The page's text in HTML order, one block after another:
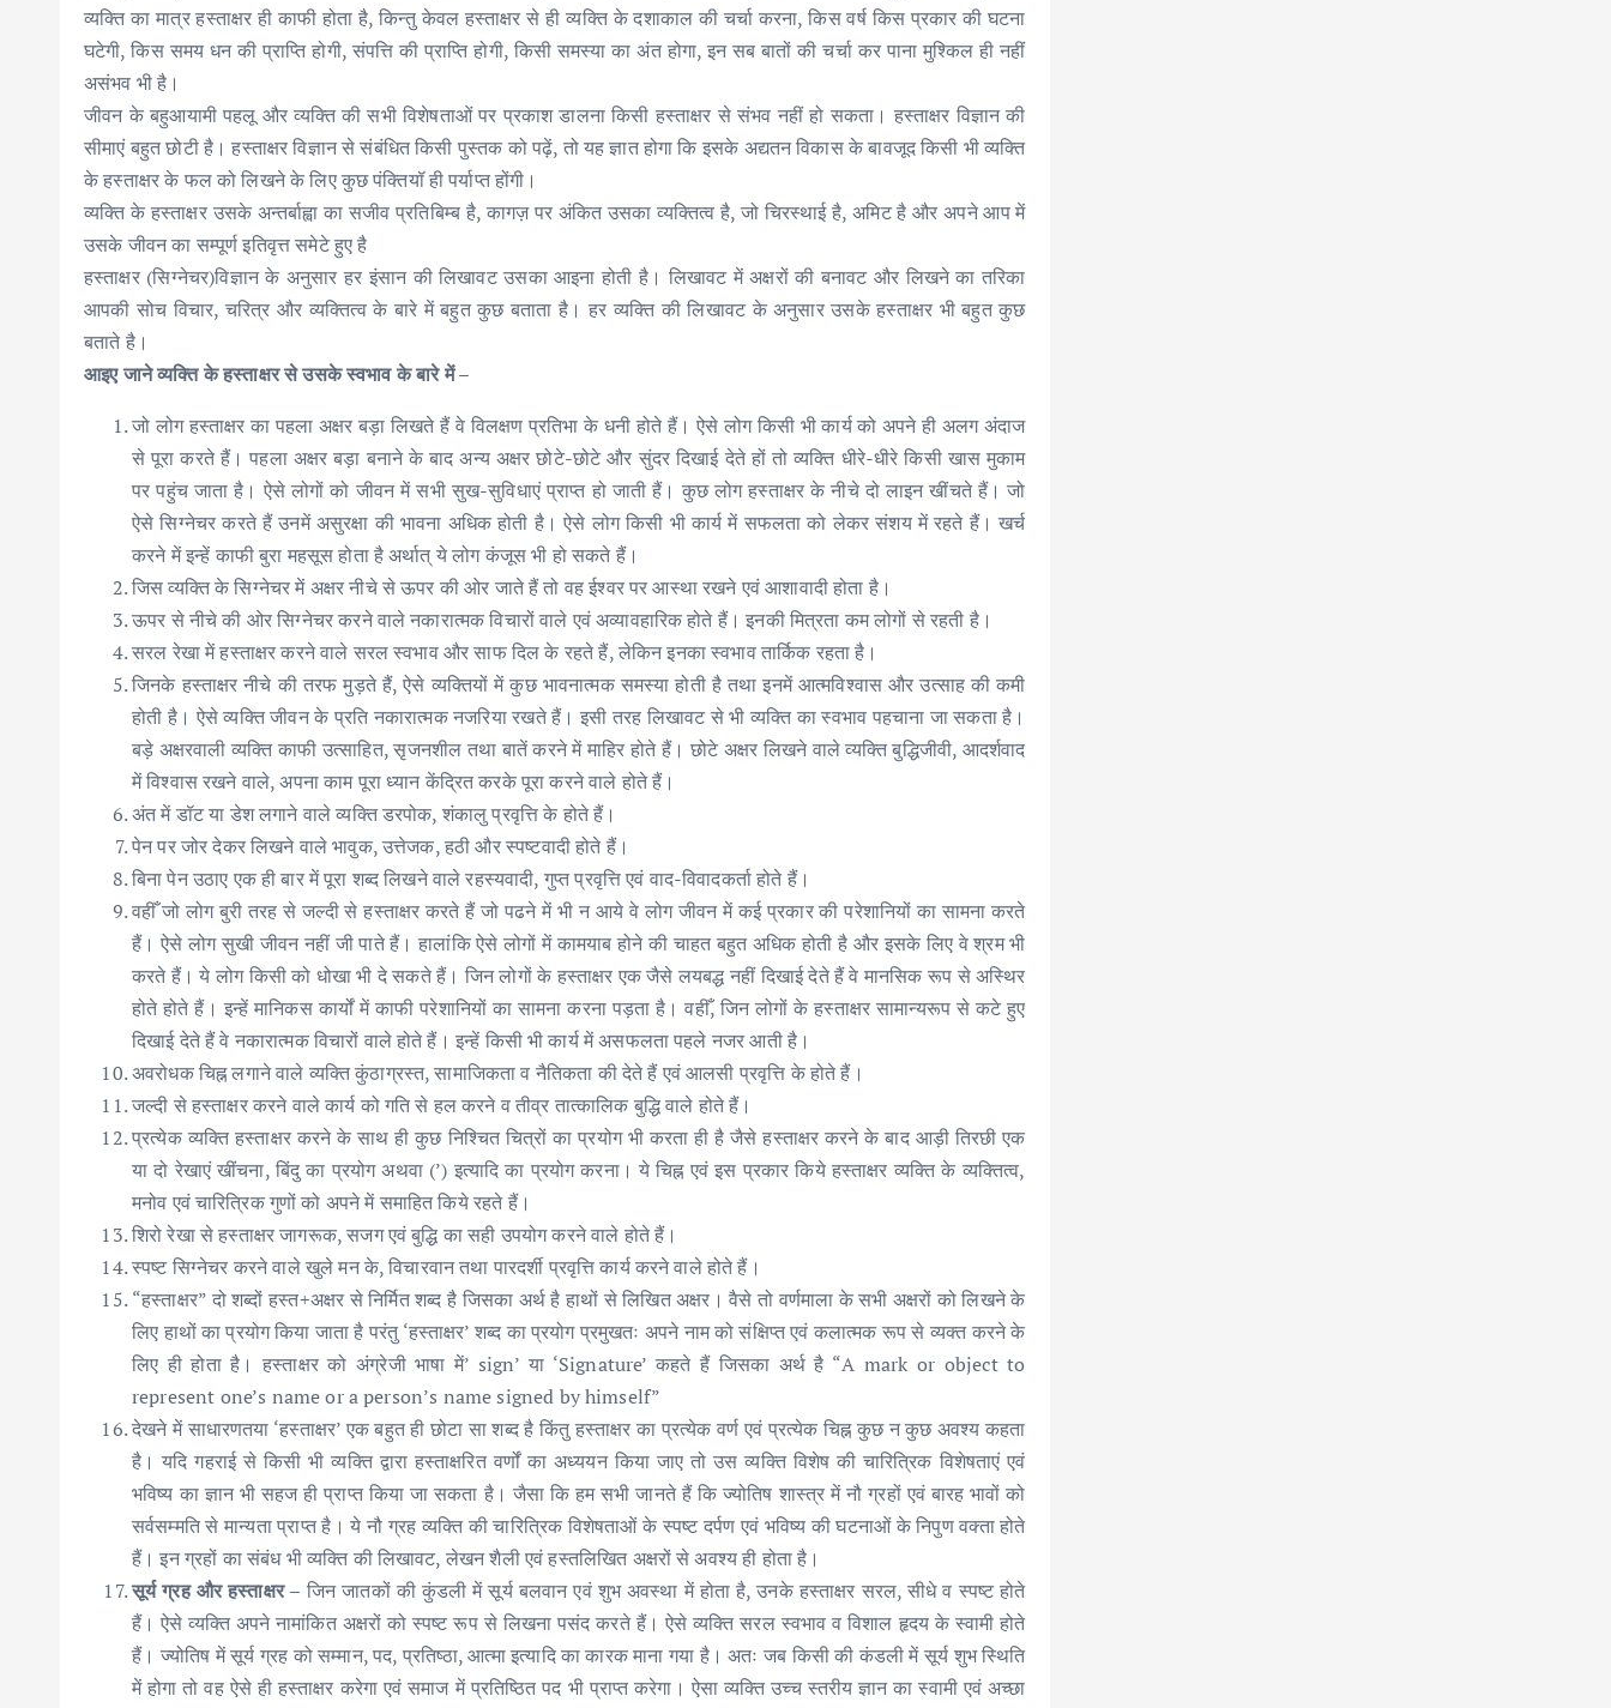
व्यक्ति का मात्र हस्ताक्षर ही काफी होता है, किन्तु केवल हस्ताक्षर से ही व्यक्ति के दशाकाल की चर्चा करना, किस वर्ष किस प्रकार की घटना
घटेगी, किस समय धन की प्राप्ति होगी, संपत्ति की प्राप्ति होगी, किसी समस्या का अंत होगा, इन सब बातों की चर्चा कर पाना मुश्किल ही नहीं
असंभव भी है।
जीवन के बहुआयामी पहलू और व्यक्ति की सभी विशेषताओं पर प्रकाश डालना किसी हस्ताक्षर से संभव नहीं हो सकता। हस्ताक्षर विज्ञान की
सीमाएं बहुत छोटी है। हस्ताक्षर विज्ञान से संबंधित किसी पुस्तक को पढ़ें, तो यह ज्ञात होगा कि इसके अद्यतन विकास के बावजूद किसी भी व्यक्ति
के हस्ताक्षर के फल को लिखने के लिए कुछ पंक्तियॉ ही पर्याप्त होंगी।
व्यक्ति के हस्ताक्षर उसके अन्तर्बाह्वा का सजीव प्रतिबिम्ब है, कागज़ पर अंकित उसका व्यक्तित्व है, जो चिरस्थाई है, अमिट है और अपने आप में
उसके जीवन का सम्पूर्ण इतिवृत्त समेटे हुए है
हस्ताक्षर (सिग्नेचर)विज्ञान के अनुसार हर इंसान की लिखावट उसका आइना होती है। लिखावट में अक्षरों की बनावट और लिखने का तरिका
आपकी सोच विचार, चरित्र और व्यक्तित्व के बारे में बहुत कुछ बताता है। हर व्यक्ति की लिखावट के अनुसार उसके हस्ताक्षर भी बहुत कुछ
बताते है।
आइए जाने व्यक्ति के हस्ताक्षर से उसके स्वभाव के बारे में –
जो लोग हस्ताक्षर का पहला अक्षर बड़ा लिखते हैं वे विलक्षण प्रतिभा के धनी होते हैं। ऐसे लोग किसी भी कार्य को अपने ही अलग अंदाज
से पूरा करते हैं। पहला अक्षर बड़ा बनाने के बाद अन्य अक्षर छोटे-छोटे और सुंदर दिखाई देते हों तो व्यक्ति धीरे-धीरे किसी खास मुकाम
पर पहुंच जाता है। ऐसे लोगों को जीवन में सभी सुख-सुविधाएं प्राप्त हो जाती हैं। कुछ लोग हस्ताक्षर के नीचे दो लाइन खींचते हैं। जो
ऐसे सिग्नेचर करते हैं उनमें असुरक्षा की भावना अधिक होती है। ऐसे लोग किसी भी कार्य में सफलता को लेकर संशय में रहते हैं। खर्च
करने में इन्हें काफी बुरा महसूस होता है अर्थात् ये लोग कंजूस भी हो सकते हैं।
जिस व्यक्ति के सिग्नेचर में अक्षर नीचे से ऊपर की ओर जाते हैं तो वह ईश्वर पर आस्था रखने एवं आशावादी होता है।
ऊपर से नीचे की ओर सिग्नेचर करने वाले नकारात्मक विचारों वाले एवं अव्यावहारिक होते हैं। इनकी मित्रता कम लोगों से रहती है।
सरल रेखा में हस्ताक्षर करने वाले सरल स्वभाव और साफ दिल के रहते हैं, लेकिन इनका स्वभाव तार्किक रहता है।
जिनके हस्ताक्षर नीचे की तरफ मुड़ते हैं, ऐसे व्यक्तियों में कुछ भावनात्मक समस्या होती है तथा इनमें आत्मविश्वास और उत्साह की कमी
होती है। ऐसे व्यक्ति जीवन के प्रति नकारात्मक नजरिया रखते हैं। इसी तरह लिखावट से भी व्यक्ति का स्वभाव पहचाना जा सकता है।
बड़े अक्षरवाली व्यक्ति काफी उत्साहित, सृजनशील तथा बातें करने में माहिर होते हैं। छोटे अक्षर लिखने वाले व्यक्ति बुद्धिजीवी, आदर्शवाद
में विश्वास रखने वाले, अपना काम पूरा ध्यान केंद्रित करके पूरा करने वाले होते हैं।
अंत में डॉट या डेश लगाने वाले व्यक्ति डरपोक, शंकालु प्रवृत्ति के होते हैं।
पेन पर जोर देकर लिखने वाले भावुक, उत्तेजक, हठी और स्पष्टवादी होते हैं।
बिना पेन उठाए एक ही बार में पूरा शब्द लिखने वाले रहस्यवादी, गुप्त प्रवृत्ति एवं ‍वाद-विवादकर्ता होते हैं।
वहीँ जो लोग बुरी तरह से जल्दी से हस्ताक्षर करते हैं जो पढने में भी न आये वे लोग जीवन में कई प्रकार की परेशानियों का सामना करते
हैं। ऐसे लोग सुखी जीवन नहीं जी पाते हैं। हालांकि ऐसे लोगों में कामयाब होने की चाहत बहुत अधिक होती है और इसके लिए वे श्रम भी
करते हैं। ये लोग किसी को धोखा भी दे सकते हैं। जिन लोगों के हस्ताक्षर एक जैसे लयबद्ध नहीं दिखाई देते हैं वे मानसिक रूप से अस्थिर
होते होते हैं। इन्हें मानिकस कार्यों में काफी परेशानियों का सामना करना पड़ता है। वहीँ, जिन लोगों के हस्ताक्षर सामान्यरूप से कटे हुए
दिखाई देते हैं वे नकारात्मक विचारों वाले होते हैं। इन्हें किसी भी कार्य में असफलता पहले नजर आती है।
अवरोधक चिह्न लगाने वाले व्यक्ति कुंठाग्रस्त, सामाजिकता व नैतिकता की देते हैं एवं आलसी प्रवृत्ति के होते हैं।
जल्दी से हस्ताक्षर करने वाले कार्य को गति से हल करने व तीव्र तात्कालिक बुद्धि वाले होते हैं।
प्रत्येक व्यक्ति हस्ताक्षर करने के साथ ही कुछ निश्चित चित्रों का प्रयोग भी करता ही है जैसे हस्ताक्षर करने के बाद आड़ी तिरछी एक
या दो रेखाएं खींचना, बिंदु का प्रयोग अथवा (’) इत्यादि का प्रयोग करना। ये चिह्न एवं इस प्रकार किये हस्ताक्षर व्यक्ति के व्यक्तित्व,
मनोव एवं चारित्रिक गुणों को अपने में समाहित किये रहते हैं।
शिरो रेखा से हस्ताक्षर जागरूक, सजग एवं बुद्धि का सही उपयोग करने वाले होते हैं।
स्पष्ट सिग्नेचर करने वाले खुले मन के, विचारवान तथा पारदर्शी प्रवृत्ति कार्य करने वाले होते हैं।
“हस्ताक्षर” दो शब्दों हस्त+अक्षर से निर्मित शब्द है जिसका अर्थ है हाथों से लिखित अक्षर। वैसे तो वर्णमाला के सभी अक्षरों को लिखने के
लिए हाथों का प्रयोग किया जाता है परंतु ‘हस्ताक्षर’ शब्द का प्रयोग प्रमुखतः अपने नाम को संक्षिप्त एवं कलात्मक रूप से व्यक्त करने के
लिए ही होता है। हस्ताक्षर को अंग्रेजी भाषा में’ sign’ या ‘Signature’ कहते हैं जिसका अर्थ है “A mark or object to
represent one’s name or a person’s name signed by himself”
देखने में साधारणतया ‘हस्ताक्षर’ एक बहुत ही छोटा सा शब्द है किंतु हस्ताक्षर का प्रत्येक वर्ण एवं प्रत्येक चिह्न कुछ न कुछ अवश्य कहता
है। यदि गहराई से किसी भी व्यक्ति द्वारा हस्ताक्षरित वर्णों का अध्ययन किया जाए तो उस व्यक्ति विशेष की चारित्रिक विशेषताएं एवं
भविष्य का ज्ञान भी सहज ही प्राप्त किया जा सकता है। जैसा कि हम सभी जानते हैं कि ज्योतिष शास्त्र में नौ ग्रहों एवं बारह भावों को
सर्वसम्मति से मान्यता प्राप्त है। ये नौ ग्रह व्यक्ति की चारित्रिक विशेषताओं के स्पष्ट दर्पण एवं भविष्य की घटनाओं के निपुण वक्ता होते
हैं। इन ग्रहों का संबंध भी व्यक्ति की लिखावट, लेखन शैली एवं हस्तलिखित अक्षरों से अवश्य ही होता है।
सूर्य ग्रह और हस्ताक्षर – जिन जातकों की कुंडली में सूर्य बलवान एवं शुभ अवस्था में होता है, उनके हस्ताक्षर सरल, सीधे व स्पष्ट होते
हैं। ऐसे व्यक्ति अपने नामांकित अक्षरों को स्पष्ट रूप से लिखना पसंद करते हैं। ऐसे व्यक्ति सरल स्वभाव व विशाल हृदय के स्वामी होते
हैं। ज्योतिष में सूर्य ग्रह को सम्मान, पद, प्रतिष्ठा, आत्मा इत्यादि का कारक माना गया है। अतः जब किसी की कंडली में सूर्य शुभ स्थिति
में होगा तो वह ऐसे ही हस्ताक्षर करेगा एवं समाज में प्रतिष्ठित पद भी प्राप्त करेगा। ऐसा व्यक्ति उच्च स्तरीय ज्ञान का स्वामी एवं अच्छा